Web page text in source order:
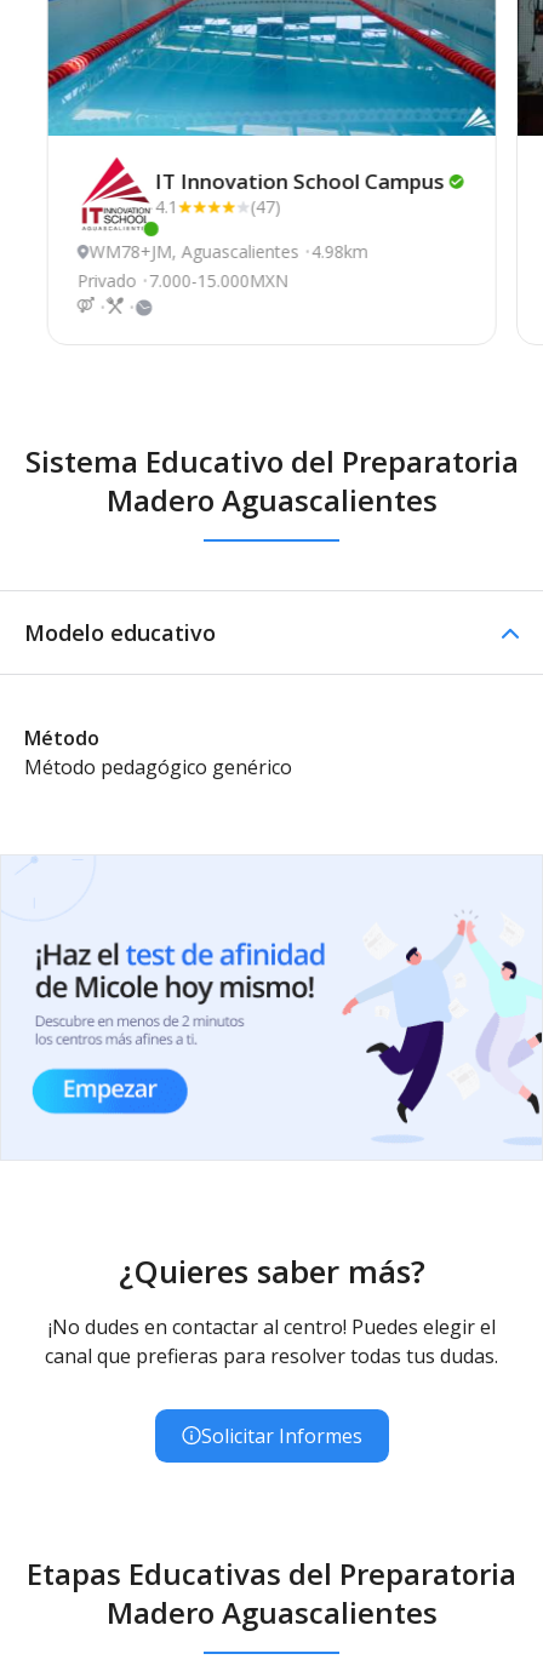
Este centro ha estado online recientemente
IT Innovation School Campus
4.1
(47)
WM78+JM, Aguascalientes 4.98km
Privado 7.000-15.000MXN
Sistema Educativo del Preparatoria
Madero Aguascalientes
Modelo educativo
Método
Método pedagógico genérico
¿Quieres saber más?
¡No dudes en contactar al centro! Puedes elegir el
canal que prefieras para resolver todas tus dudas.
Solicitar Informes
Etapas Educativas del Preparatoria
Madero Aguascalientes